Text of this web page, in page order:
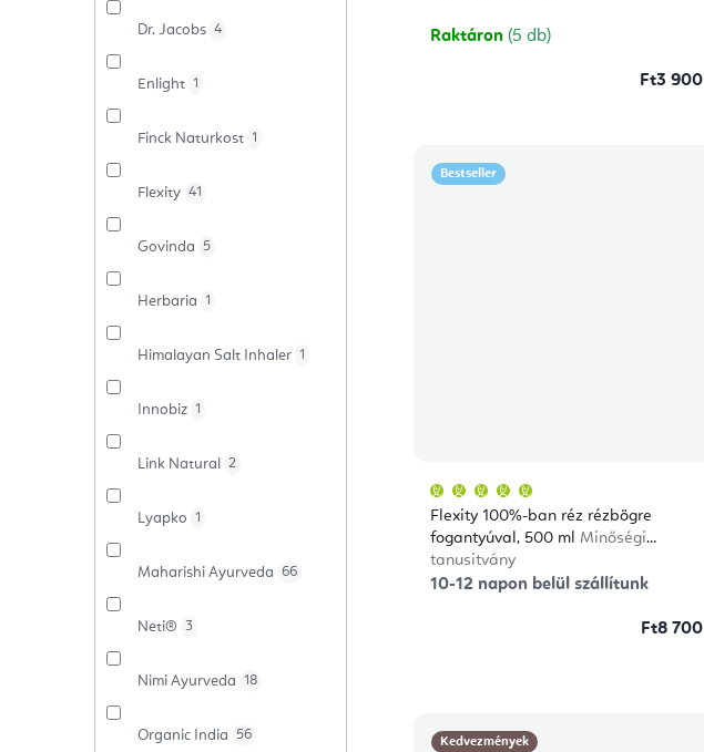
Dr. Jacobs 4
Enlight 1
Finck Naturkost 1
Flexity 41
Govinda 5
Herbaria 1
Himalayan Salt Inhaler 1
Innobiz 1
Link Natural 2
Lyapko 1
Maharishi Ayurveda 66
Neti® 3
Nimi Ayurveda 18
Organic India 56
Raktáron (5 db)
Ft3 900
Bestseller
Flexity 100%-ban réz rézbögre
fogantyúval, 500 ml Minőségi
tanusitvány
átlagos
értékelése
5-
csillag.
10-12 napon belül szállítunk
Ft8 700
Kedvezmények